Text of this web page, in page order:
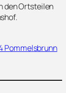
den Ortsteilen
Pommelsbrunn